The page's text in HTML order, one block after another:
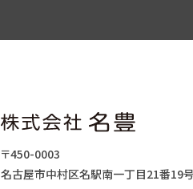
〒450-0003
名古屋市中村区名駅南一丁目21番19